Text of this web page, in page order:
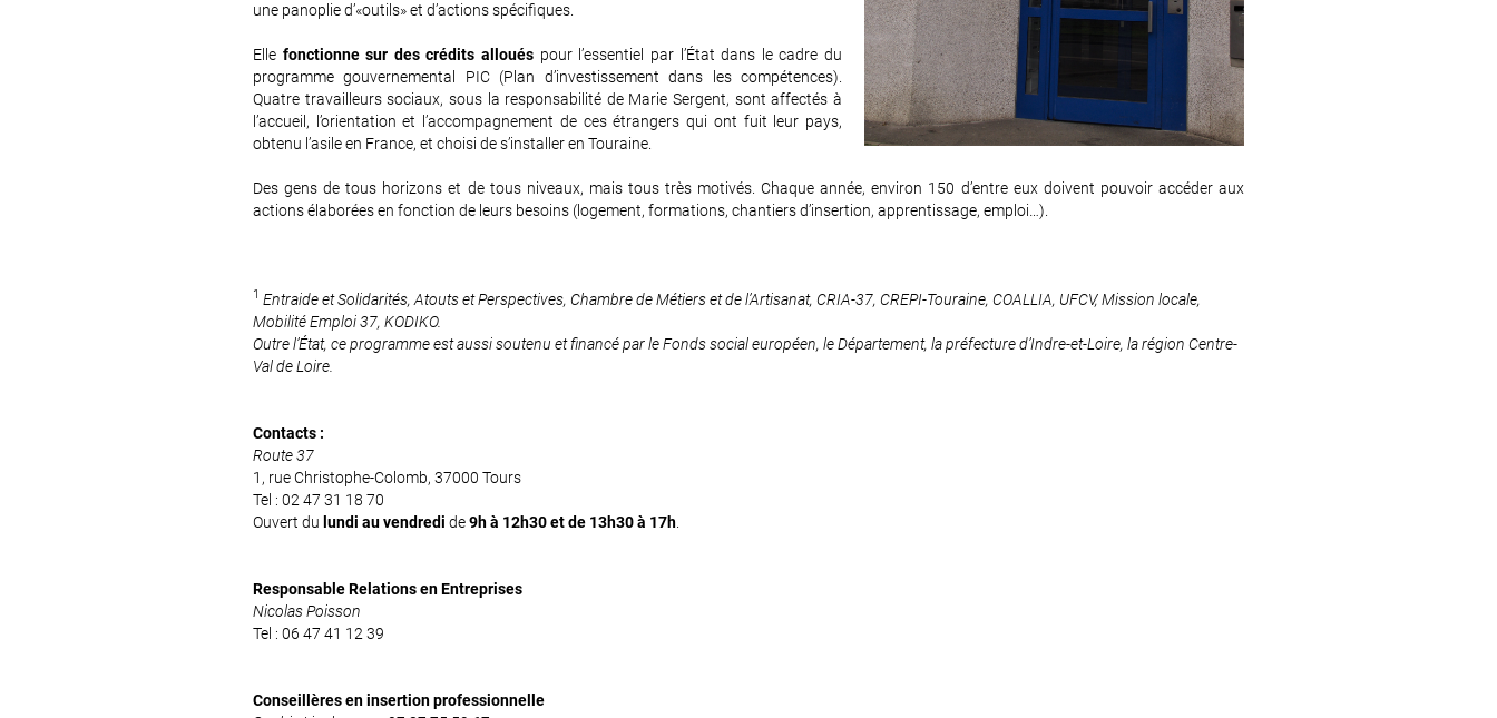
une panoplie d’«outils» et d’actions spécifiques.
Elle fonctionne sur des crédits alloués pour l’essentiel par l’État dans le cadre du
programme gouvernemental PIC (Plan d’investissement dans les compétences).
Quatre travailleurs sociaux, sous la responsabilité de Marie Sergent, sont affectés à
l’accueil, l’orientation et l’accompagnement de ces étrangers qui ont fuit leur pays,
obtenu l’asile en France, et choisi de s’installer en Touraine.
Des gens de tous horizons et de tous niveaux, mais tous très motivés. Chaque année, environ 150 d’entre eux doivent pouvoir accéder aux
actions élaborées en fonction de leurs besoins (logement, formations, chantiers d’insertion, apprentissage, emploi…).
1 Entraide et Solidarités, Atouts et Perspectives, Chambre de Métiers et de l’Artisanat, CRIA-37, CREPI-Touraine, COALLIA, UFCV, Mission locale,
Mobilité Emploi 37, KODIKO.
Outre l’État, ce programme est aussi soutenu et financé par le Fonds social européen, le Département, la préfecture d’Indre-et-Loire, la région Centre-
Val de Loire.
Contacts :
Route 37
1, rue Christophe-Colomb, 37000 Tours
Tel : 02 47 31 18 70
Ouvert du lundi au vendredi de9h à 12h30 et de 13h30 à 17h
Responsable Relations en Entreprises
Nicolas Poisson
Tel : 06 47 41 12 39
Conseillères en insertion professionnelle